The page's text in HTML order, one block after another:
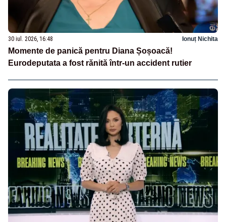
30 iul. 2026, 16:48 Ionuț Nichita
Momente de panică pentru Diana Șoșoacă!
Eurodeputata a fost rănită într-un accident rutier